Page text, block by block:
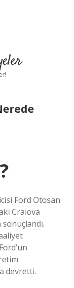
Ford Otosan
Craiova
devretti.